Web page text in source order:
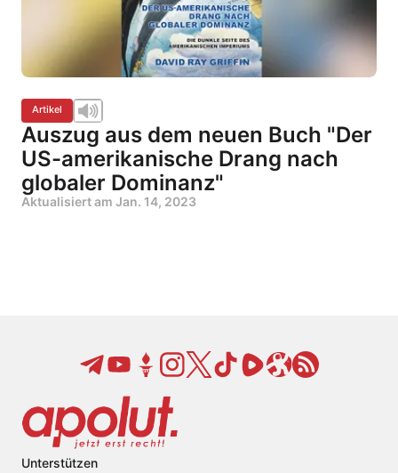
Artikel
Auszug aus dem neuen Buch "Der
US-amerikanische Drang nach
globaler Dominanz"
Aktualisiert am Jan. 14, 2023
Unterstützen